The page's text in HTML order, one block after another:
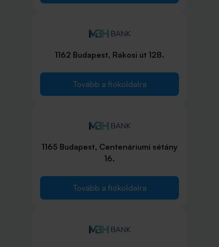
1162 Budapest, Rákosi út 128.
Tovább a fiókoldalra
1165 Budapest, Centenáriumi sétány
16.
Tovább a fiókoldalra